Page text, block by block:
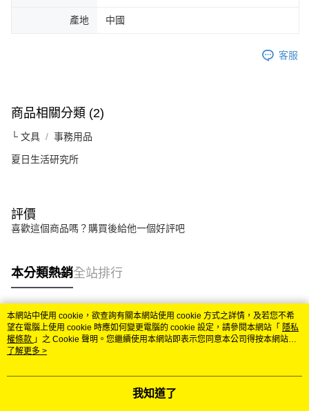
產地 中國
客服
商品相關分類 (2)
└ 文具 事務用品
夏日生活研究所
評價
喜歡這個商品嗎？購買後給他一個好評吧
本分類熱銷全站排行
熱門標籤
本網站中使用 cookie，欲查詢有關本網站使用 cookie 方式之詳情，及若您不希
望在電腦上使用 cookie 時應如何變更電腦的 cookie 設定，請參閱本網站「 隱私
權條款 」之 Cookie 聲明。您繼續使用本網站即表示您同意本公司得按本網站使
用條款之 Cookie 聲明使用 cookie。
了解更多 >
我知道了